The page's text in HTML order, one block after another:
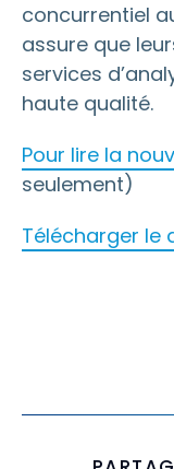
concurrentiel
assure que
services
haute qualité.
Pour lire la
seulement)
Télécharger le